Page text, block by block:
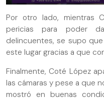
Por otro lado, mientras
pericias para poder
delincuentes, se supo
este lugar gracias a que
Finalmente, Coté López
las cámaras y pese a que
mostró en buenas